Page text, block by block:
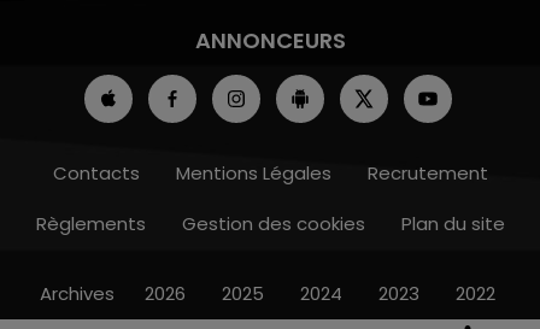
ANNONCEURS
Contacts Mentions Légales
Recrutement
Règlements
Gestion des cookies Plan du site
Archives 2026 2025 2024 2023 2022